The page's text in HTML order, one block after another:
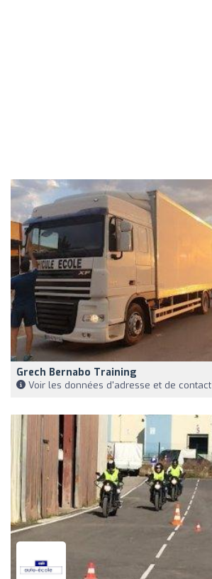
Grech Bernabo Training
Voir les données d'adresse et de contact